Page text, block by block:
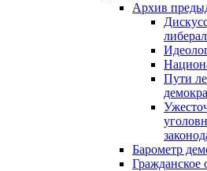
Архив
Пути
Барометр
Гражданское